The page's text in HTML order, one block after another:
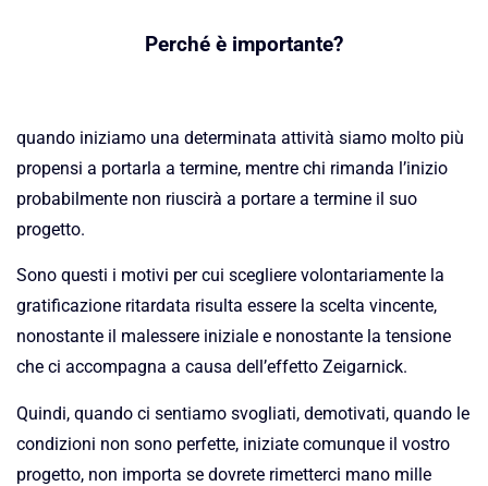
Perché è importante?
quando iniziamo una determinata attività siamo molto più
propensi a portarla a termine, mentre chi rimanda l’inizio
probabilmente non riuscirà a portare a termine il suo
progetto.
Sono questi i motivi per cui scegliere volontariamente la
gratificazione ritardata risulta essere la scelta vincente,
nonostante il malessere iniziale e nonostante la tensione
che ci accompagna a causa dell’effetto Zeigarnick.
Quindi, quando ci sentiamo svogliati, demotivati, quando le
condizioni non sono perfette, iniziate comunque il vostro
progetto, non importa se dovrete rimetterci mano mille